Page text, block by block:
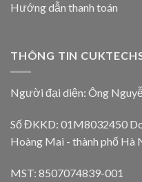
Hướng dẫn thanh toán
THÔNG TIN
Người đại diện: Ông
Số ĐKKD: 01M8032450
Hoàng Mai - thành phố
MST: 8507074839-001